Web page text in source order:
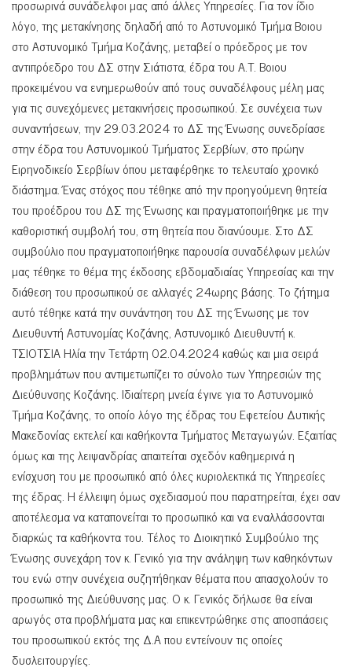
προσωρινά συνάδελφοι μας από άλλες Υπηρεσίες. Για τον ίδιο
λόγο, της μετακίνησης δηλαδή από το Αστυνομικό Τμήμα Βοιου
στο Αστυνομικό Τμήμα Κοζάνης, μεταβεί ο πρόεδρος με τον
αντιπρόεδρο του ΔΣ στην Σιάτιστα, έδρα του Α.Τ. Βοιου
προκειμένου να ενημερωθούν από τους συναδέλφους μέλη μας
για τις συνεχόμενες μετακινήσεις προσωπικού. Σε συνέχεια των
συναντήσεων, την 29.03.2024 το ΔΣ της Ένωσης συνεδρίασε
στην έδρα του Αστυνομικού Τμήματος Σερβίων, στο πρώην
Ειρηνοδικείο Σερβίων όπου μεταφέρθηκε το τελευταίο χρονικό
διάστημα. Ένας στόχος που τέθηκε από την προηγούμενη θητεία
του προέδρου του ΔΣ της Ένωσης και πραγματοποιήθηκε με την
καθοριστική συμβολή του, στη θητεία που διανύουμε. Στο ΔΣ
συμβούλιο που πραγματοποιήθηκε παρουσία συναδέλφων μελών
μας τέθηκε το θέμα της έκδοσης εβδομαδιαίας Υπηρεσίας και την
διάθεση του προσωπικού σε αλλαγές 24ωρης βάσης. Το ζήτημα
αυτό τέθηκε κατά την συνάντηση του ΔΣ της Ένωσης με τον
Διευθυντή Αστυνομίας Κοζάνης, Αστυνομικό Διευθυντή κ.
ΤΣΙΟΤΣΙΑ Ηλία την Τετάρτη 02.04.2024 καθώς και μια σειρά
προβλημάτων που αντιμετωπίζει το σύνολο των Υπηρεσιών της
Διεύθυνσης Κοζάνης. Ιδιαίτερη μνεία έγινε για το Αστυνομικό
Τμήμα Κοζάνης, το οποίο λόγο της έδρας του Εφετείου Δυτικής
Μακεδονίας εκτελεί και καθήκοντα Τμήματος Μεταγωγών. Εξαιτίας
όμως και της λειψανδρίας απαιτείται σχεδόν καθημερινά η
ενίσχυση του με προσωπικό από όλες κυριολεκτικά τις Υπηρεσίες
της έδρας. Η έλλειψη όμως σχεδιασμού που παρατηρείται, έχει σαν
αποτέλεσμα να καταπονείται το προσωπικό και να εναλλάσσονται
διαρκώς τα καθήκοντα του. Τέλος το Διοικητικό Συμβούλιο της
Ένωσης συνεχάρη τον κ. Γενικό για την ανάληψη των καθηκόντων
του ενώ στην συνέχεια συζητήθηκαν θέματα που απασχολούν το
προσωπικό της Διεύθυνσης μας. Ο κ. Γενικός δήλωσε θα είναι
αρωγός στα προβλήματα μας και επικεντρώθηκε στις αποσπάσεις
του προσωπικού εκτός της Δ.Α που εντείνουν τις οποίες
δυσλειτουργίες.